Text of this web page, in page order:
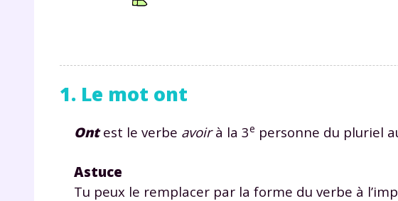
1. Le mot ont
Ontest le verbe avoirà la 3e personne du pluriel
Astuce
Tu peux le remplacer par la forme du verbe à